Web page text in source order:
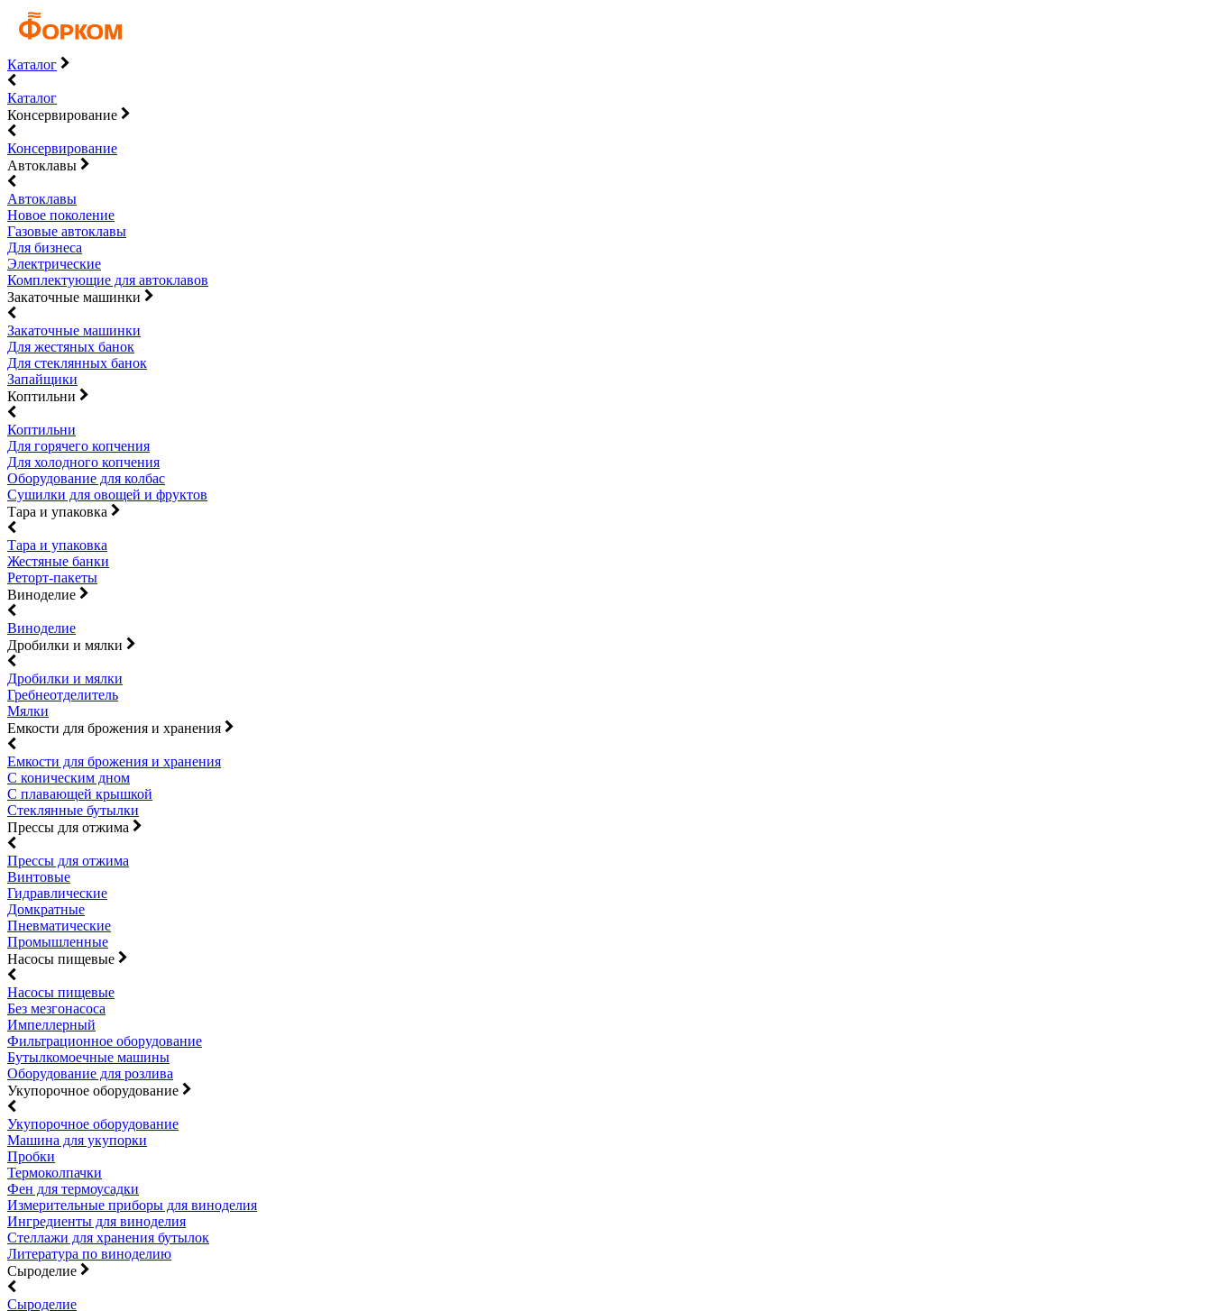
Каталог
Каталог
Консервирование
Консервирование
Автоклавы
Автоклавы
Новое поколение
Газовые автоклавы
Для бизнеса
Электрические
Комплектующие для автоклавов
Закаточные машинки
Закаточные машинки
Для жестяных банок
Для стеклянных банок
Запайщики
Коптильни
Коптильни
Для горячего копчения
Для холодного копчения
Оборудование для колбас
Сушилки для овощей и фруктов
Тара и упаковка
Тара и упаковка
Жестяные банки
Реторт-пакеты
Виноделие
Виноделие
Дробилки и мялки
Дробилки и мялки
Гребнеотделитель
Мялки
Емкости для брожения и хранения
Емкости для брожения и хранения
С коническим дном
С плавающей крышкой
Стеклянные бутылки
Прессы для отжима
Прессы для отжима
Винтовые
Гидравлические
Домкратные
Пневматические
Промышленные
Насосы пищевые
Насосы пищевые
Без мезгонасоса
Импеллерный
Фильтрационное оборудование
Бутылкомоечные машины
Оборудование для розлива
Укупорочное оборудование
Укупорочное оборудование
Машина для укупорки
Пробки
Термоколпачки
Фен для термоусадки
Измерительные приборы для виноделия
Ингредиенты для виноделия
Стеллажи для хранения бутылок
Литература по виноделию
Сыроделие
Сыроделие